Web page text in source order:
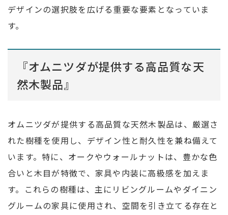
デザインの選択肢を広げる重要な要素となっていま
す。
『オムニツダが提供する高品質な天
然木製品』
オムニツダが提供する高品質な天然木製品は、厳選さ
れた樹種を使用し、デザイン性と耐久性を兼ね備えて
います。特に、オークやウォールナットは、豊かな色
合いと木目が特徴で、家具や内装に高級感を加えま
す。これらの樹種は、主にリビングルームやダイニン
グルームの家具に使用され、空間を引き立てる存在と